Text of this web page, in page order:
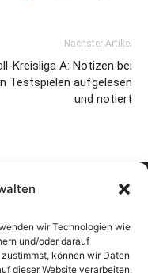
wir Technologien wie
und/oder darauf
können wir Daten
dieser Website verarbeiten.
Nächster Artikel
Kreisliga A: Notizen bei
Testspielen aufgelesen
und notiert